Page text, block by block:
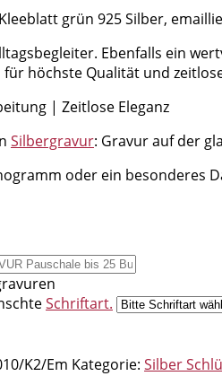
grün 925 Silber,
Ebenfalls ein
höchste Qualität und
| Zeitlose Eleganz
Silbergravur: Gravur auf der
oder ein besonderes
Schriftart.
K2/Em Kategorie: Silber